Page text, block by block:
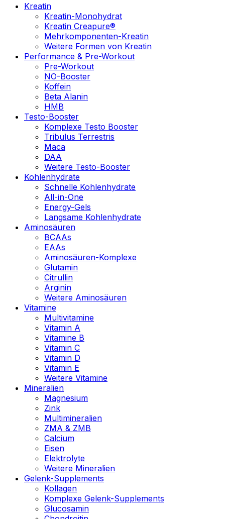
Kreatin
Kreatin-Monohydrat
Kreatin Creapure®
Mehrkomponenten-Kreatin
Weitere Formen von Kreatin
Performance & Pre-Workout
Pre-Workout
NO-Booster
Koffein
Beta Alanin
HMB
Testo-Booster
Komplexe Testo Booster
Tribulus Terrestris
Maca
DAA
Weitere Testo-Booster
Kohlenhydrate
Schnelle Kohlenhydrate
All-in-One
Energy-Gels
Langsame Kohlenhydrate
Aminosäuren
BCAAs
EAAs
Aminosäuren-Komplexe
Glutamin
Citrullin
Arginin
Weitere Aminosäuren
Vitamine
Multivitamine
Vitamin A
Vitamine B
Vitamin C
Vitamin D
Vitamin E
Weitere Vitamine
Mineralien
Magnesium
Zink
Multimineralien
ZMA & ZMB
Calcium
Eisen
Elektrolyte
Weitere Mineralien
Gelenk-Supplements
Kollagen
Komplexe Gelenk-Supplements
Glucosamin